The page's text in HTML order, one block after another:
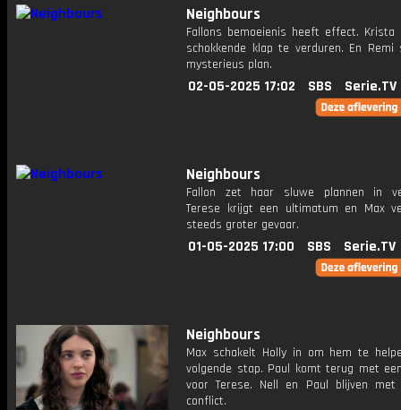
Neighbours
Fallons bemoeienis heeft effect. Krista
schokkende klap te verduren. En
mysterieus plan.
02-05-2025 17:02 SBS Serie.TV
Neighbours
Fallon zet haar sluwe plannen in
Terese krijgt een ultimatum en Max
steeds groter gevaar.
01-05-2025 17:00 SBS Serie.TV
Neighbours
Max schakelt Holly in om hem te
volgende stap. Paul komt terug met
voor Terese. Nell en Paul blijven
conflict.